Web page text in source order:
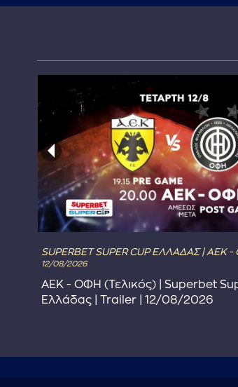
SUPERBET SUPER CUP ΕΛΛΑΔΑΣ | ΑΕΚ
12/08/2026
ΑΕΚ - ΟΦΗ (Τελικός) | Superbet
Ελλάδας | Trailer | 12/08/2026